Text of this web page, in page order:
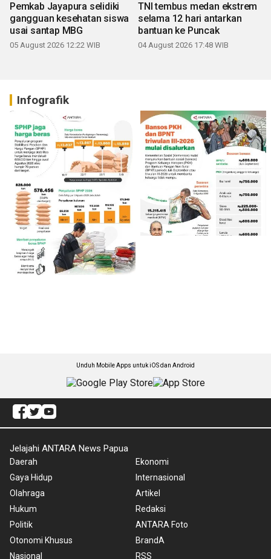
Pemkab Jayapura selidiki
gangguan kesehatan siswa
usai santap MBG
05 August 2026 12:22 WIB
TNI tembus medan ekstrem
selama 12 hari antarkan
bantuan ke Puncak
04 August 2026 17:48 WIB
Infografik
Unduh Mobile Apps untuk iOS dan Android
Jelajahi ANTARA News Papua
Daerah
Gaya Hidup
Olahraga
Hukum
Politik
Otonomi Khusus
Nasional
Ekonomi
Internasional
Artikel
Redaksi
ANTARA Foto
BrandA
RSS